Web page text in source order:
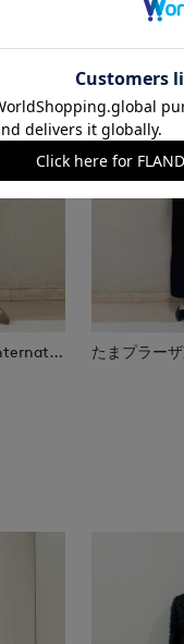
たまプラーザ東急I.T.'S.international